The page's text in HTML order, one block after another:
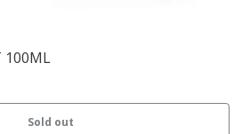
100ML
Sold out